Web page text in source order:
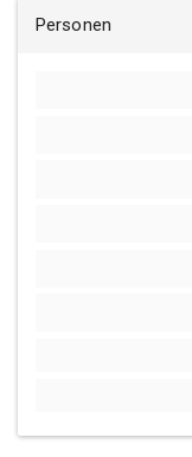
Personen